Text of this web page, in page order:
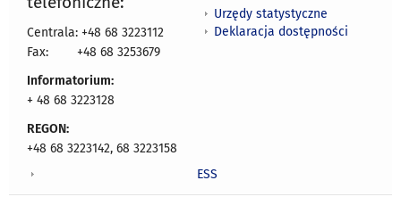
Centrala: +48 68 3223112
Fax:
+48 68 3253679
Informatorium:
+ 48 68 3223128
REGON:
+48 68 3223142, 68 3223158
Urzędy statystyczne
Deklaracja dostępności
ESS